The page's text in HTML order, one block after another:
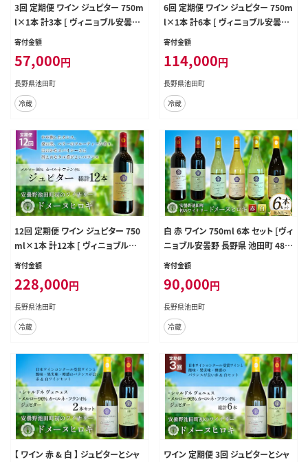
3回 定期便 ワイン ジュピター 750m
l×1本 計3本 [ ヴィニョブル安曇野
(ドメーヌ・ヒロキ) 長野県 池田町 48
寄付金額
57,000円
長野県池田町
冷蔵
6回 定期便 ワイン ジュピター 750m
l×1本 計6本 [ ヴィニョブル安曇野
(ドメーヌ・ヒロキ) 長野県 池田町 48
寄付金額
114,000円
長野県池田町
冷蔵
12回 定期便 ワイン ジュピター 750
ml×1本 計12本 [ ヴィニョブル安
曇野(ドメーヌ・ヒロキ) 長野県 池田
寄付金額
228,000円
長野県池田町
冷蔵
白 赤 ワイン 750ml 6本 セット [ヴィ
ニョブル安曇野 長野県 池田町 481
10817] 飲み比べ ワインセット
寄付金額
90,000円
長野県池田町
冷蔵
【 ワイン 赤 & 白 】 ジュピターとシャ
ワイン 定期便 3回 ジュピターとシャ